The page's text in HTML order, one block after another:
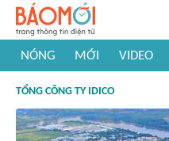
NÓNG MỚI VIDEO
#Khám phá thế giới
TỔNG CÔNG TY IDICO